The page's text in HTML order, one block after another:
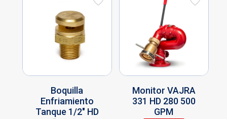
Boquilla
Enfriamiento
Tanque 1/2″ HD
Monitor VAJRA
331 HD 280 500
GPM